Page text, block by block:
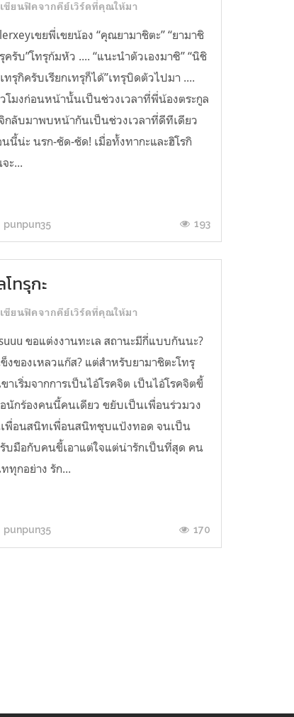
ขียนฟิคจากคีย์เวิร์ดที่คุณให้มา
เขยพี่เขยน้อง “คุณยามาชิตะ” “ยามาชิ
ครับ”โทรุก้มหัว .... “แนะนำตัวเองมาซิ” “นิชิ
ทรุกิครับเรียกเทรุก็ได้”เทรุบิดตัวไปมา ....
โมงก่อนหน้านั้นเป็นช่วงเวลาที่พี่น้องตระกูล
กลับมาพบหน้ากันเป็นช่วงเวลาที่ดีทีเดียว
นี้น่ะ นรก-ชัด-ชัด! เมื่อทั้งทากะและฮิโรกิ
ะ...
punpun35 193
โทรุกะ
ขียนฟิคจากคีย์เวิร์ดที่คุณให้มา
ขอแต่งงานทะเล สถานะมีกี่แบบกันนะ?
งของเหลวแก๊ส? แต่สำหรับยามาชิตะโทรุ
ขาเริ่มจากการเป็นไอ้โรคจิต เป็นไอ้โรคจิตขี้
นักร้องคนนี้คนเดียว ขยับเป็นเพื่อนร่วมวง
พื่อนสนิทเพื่อนสนิทชุบแป้งทอด จนเป็น
บมือกับคนขี้เอาแต่ใจแต่น่ารักเป็นที่สุด คน
ทุกอย่าง รัก...
punpun35 170